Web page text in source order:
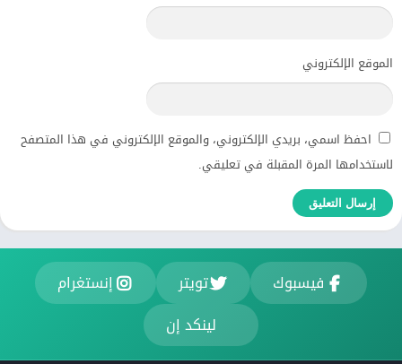
الموقع الإلكتروني
احفظ اسمي، بريدي الإلكتروني، والموقع الإلكتروني في هذا المتصفح
لاستخدامها المرة المقبلة في تعليقي.
فيسبوك تويتر
إنستغرام
لينكد إن